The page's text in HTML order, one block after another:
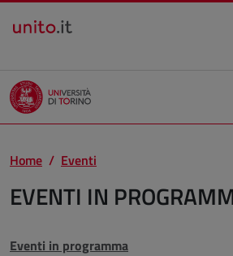
Salta al contenuto principale
Home Eventi
EVENTI IN
Eventi in programma